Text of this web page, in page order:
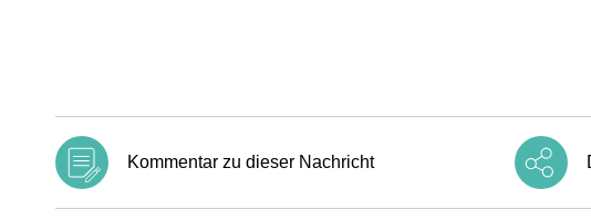
Kommentar zu dieser Nachricht